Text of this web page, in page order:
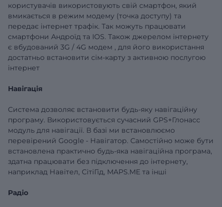
користувачів використовують свій смартфон, який
вмикається в режим модему (точка доступу) та
передає інтернет трафік. Так можуть працювати
смартфони Андроїд та IOS. Також джерелом інтернету
є вбудований 3G / 4G модем , для його використання
достатньо встановити сім-карту з активною послугою
інтернет
Навігація
Система дозволяє встановити будь-яку навігаційну
програму. Використовується сучасний GPS+Глонасс
модуль для навігації. В базі ми встановлюємо
перевірений Google - Навігатор. Самостійно може бути
встановлена ​​практично будь-яка навігаційна програма,
здатна працювати без підключення до інтернету,
наприклад Навітел, СітіГід, MAPS.ME та інші
Радіо